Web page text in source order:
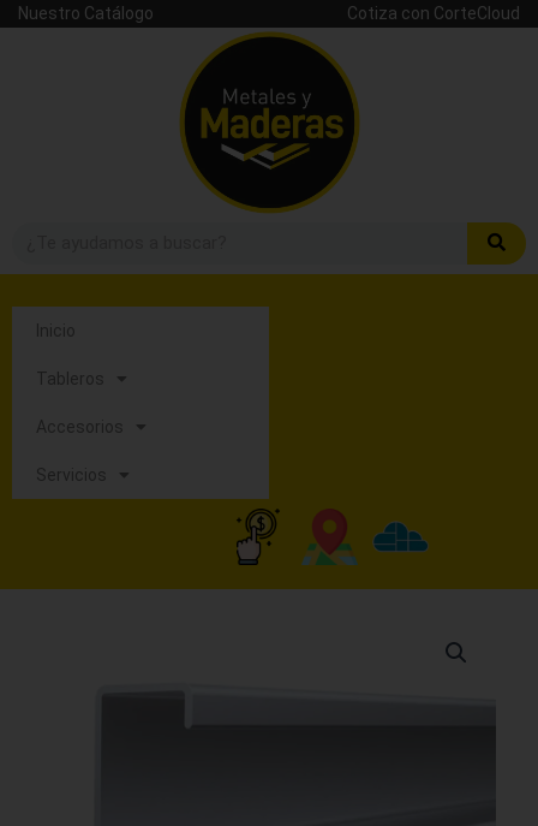
Nuestro Catálogo Cotiza con CorteCloud
Inicio
Tableros
Accesorios
Servicios